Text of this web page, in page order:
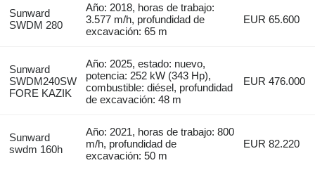
Sunward
SWDM 280
Año: 2018, horas de trabajo:
3.577 m/h, profundidad de
excavación: 65 m
EUR 65.600
Sunward
SWDM240SW
FORE KAZIK
Año: 2025, estado: nuevo,
potencia: 252 kW (343 Hp),
combustible: diésel, profundidad
de excavación: 48 m
EUR 476.000
Sunward
swdm 160h
Año: 2021, horas de trabajo: 800
m/h, profundidad de
excavación: 50 m
EUR 82.220